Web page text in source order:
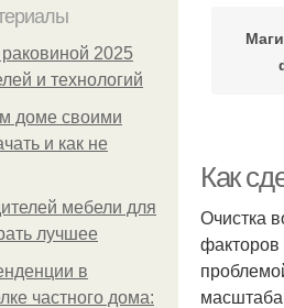
2025
и технологий
доме своими
и как не
мебели для
лучшее
в
частного дома:
Как
Очистка
факторов